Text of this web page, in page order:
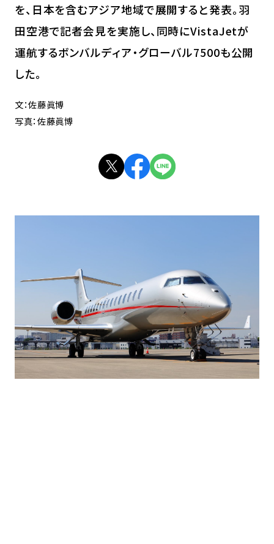
を、日本を含むアジア地域で展開すると発表。羽
田空港で記者会見を実施し、同時にVistaJetが
運航するボンバルディア・グローバル7500も公開
した。
文：佐藤眞博
写真：佐藤眞博